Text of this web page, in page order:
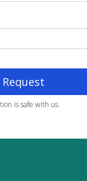
Request
is safe with us.